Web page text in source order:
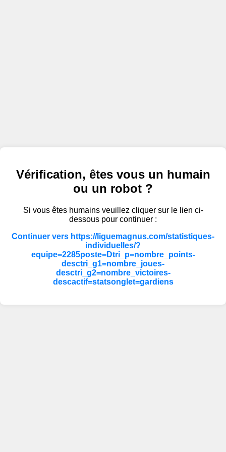
Vérification, êtes vous un humain
ou un robot ?
Si vous êtes humains veuillez cliquer sur le lien ci-
dessous pour continuer :
Continuer vers https://liguemagnus.com/statistiques-
individuelles/?
equipe=2285poste=Dtri_p=nombre_points-
desctri_g1=nombre_joues-
desctri_g2=nombre_victoires-
descactif=statsonglet=gardiens